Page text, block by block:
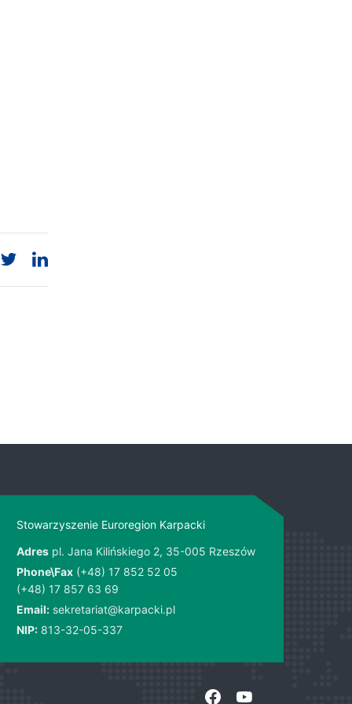
Stowarzyszenie Euroregion Karpacki
Adres pl. Jana Kilińskiego 2, 35-005 Rzeszów
Phone\Fax (+48) 17 852 52 05
(+48) 17 857 63 69
Email: sekretariat@karpacki.pl
NIP: 813-32-05-337